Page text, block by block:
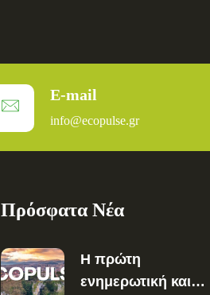
E-mail
info@ecopulse.gr
Πρόσφατα Νέα
Η πρώτη
ενημερωτική και…